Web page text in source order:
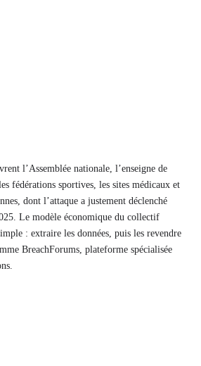
l’Assemblée nationale, l’enseigne de
fédérations sportives, les sites médicaux et
dont l’attaque a justement déclenché
Le modèle économique du collectif
: extraire les données, puis les revendre
BreachForums, plateforme spécialisée